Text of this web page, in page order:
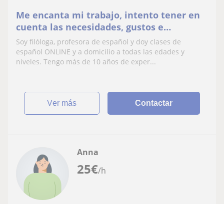
Me encanta mi trabajo, intento tener en
cuenta las necesidades, gustos e
intereses de cada estudiante. CLASES
ONLINE Y A DOMICILIO
Soy filóloga, profesora de español y doy clases de
español ONLINE y a domicilio a todas las edades y
niveles. Tengo más de 10 años de exper...
ver más Contactar
25€/h
Anna